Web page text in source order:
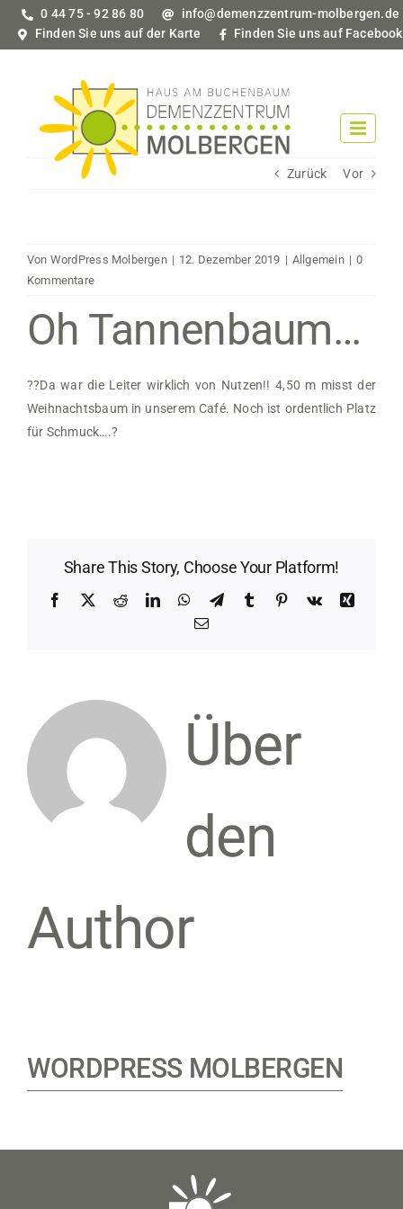
Zum
Inhalt
0 44 75 - 92 86 80
info@demenzzentrum-molbergen.de
Finden Sie uns auf der Karte
Finden Sie uns auf Facebook
Zurück Vor
Von WordPress Molbergen | 12. Dezember 2019 | Allgemein | 0
Kommentare
Oh Tannenbaum…
??Da war die Leiter wirklich von Nutzen!! 4,50 m misst der
Weihnachtsbaum in unserem Café. Noch ist ordentlich Platz
für Schmuck….?
Share This Story, Choose Your Platform!
Facebook
X RedditLinkedInWhatsApp
TelegramTumblr Pinterest
Vk
Xing
E-
Über
den
Author
WORDPRESS MOLBERGEN